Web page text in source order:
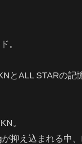
。
とALL STARの
。
抑え込まれる中